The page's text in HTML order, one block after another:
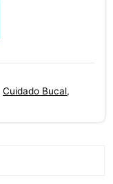
Cuidado Bucal,